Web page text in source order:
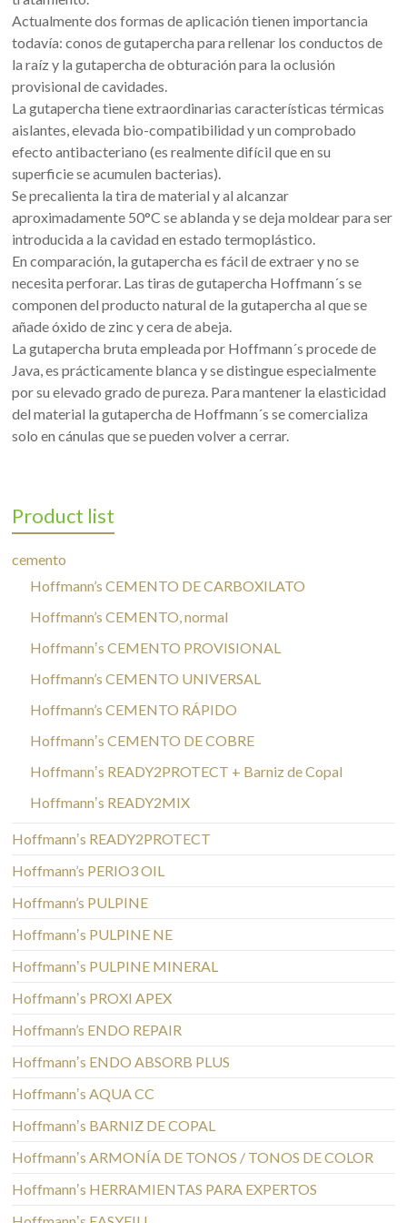
Actualmente dos formas de aplicación tienen importancia
todavía: conos de gutapercha para rellenar los conductos de
la raíz y la gutapercha de obturación para la oclusión
provisional de cavidades.
La gutapercha tiene extraordinarias características térmicas
aislantes, elevada bio-compatibilidad y un comprobado
efecto antibacteriano (es realmente difícil que en su
superficie se acumulen bacterias).
Se precalienta la tira de material y al alcanzar
aproximadamente 50°C se ablanda y se deja moldear para ser
introducida a la cavidad en estado termoplástico.
En comparación, la gutapercha es fácil de extraer y no se
necesita perforar. Las tiras de gutapercha Hoffmann´s se
componen del producto natural de la gutapercha al que se
añade óxido de zinc y cera de abeja.
La gutapercha bruta empleada por Hoffmann´s procede de
Java, es prácticamente blanca y se distingue especialmente
por su elevado grado de pureza. Para mantener la elasticidad
del material la gutapercha de Hoffmann´s se comercializa
solo en cánulas que se pueden volver a cerrar.
Product list
cemento
Hoffmann’s CEMENTO DE CARBOXILATO
Hoffmann’s CEMENTO, normal
Hoffmannʼs CEMENTO PROVISIONAL
Hoffmann’s CEMENTO UNIVERSAL
Hoffmann’s CEMENTO RÁPIDO
Hoffmannʼs CEMENTO DE COBRE
Hoffmannʼs READY2PROTECT + Barniz de Copal
Hoffmannʼs READY2MIX
Hoffmannʼs READY2PROTECT
Hoffmann’s PERIO3 OIL
Hoffmann’s PULPINE
Hoffmannʼs PULPINE NE
Hoffmannʼs PULPINE MINERAL
Hoffmannʼs PROXI APEX
Hoffmann’s ENDO REPAIR
Hoffmannʼs ENDO ABSORB PLUS
Hoffmannʼs AQUA CC
Hoffmannʼs BARNIZ DE COPAL
Hoffmannʼs ARMONÍA DE TONOS / TONOS DE COLOR
Hoffmannʼs HERRAMIENTAS PARA EXPERTOS